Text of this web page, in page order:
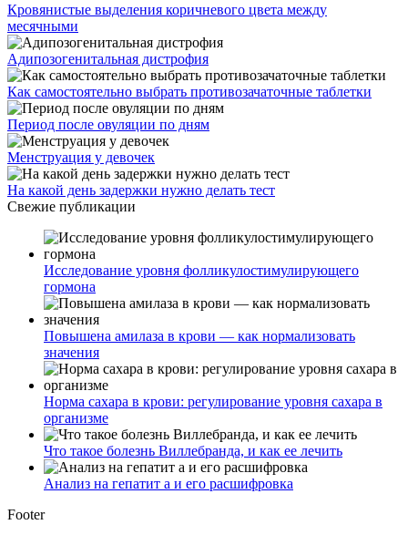
Кровянистые выделения коричневого цвета между
месячными
Адипозогенитальная дистрофия
Как самостоятельно выбрать противозачаточные таблетки
Период после овуляции по дням
Менструация у девочек
На какой день задержки нужно делать тест
Свежие публикации
Исследование уровня фолликулостимулирующего
гормона
Повышена амилаза в крови — как нормализовать
значения
Норма сахара в крови: регулирование уровня сахара в
организме
Что такое болезнь Виллебранда, и как ее лечить
Анализ на гепатит а и его расшифровка
Footer